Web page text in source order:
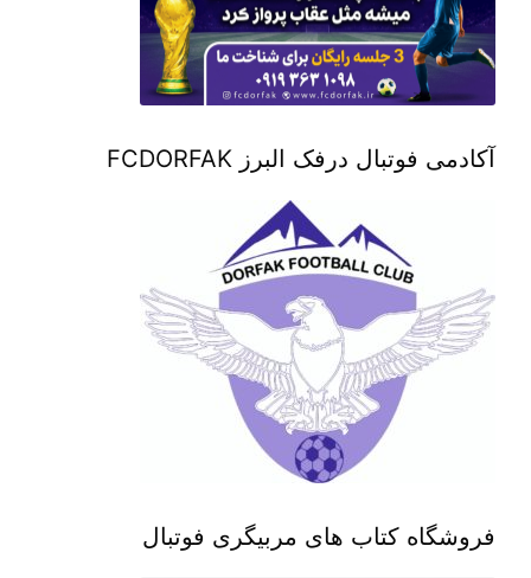
آکادمی فوتبال درفک البرز FCDORFAK
فروشگاه کتاب های مربیگری فوتبال